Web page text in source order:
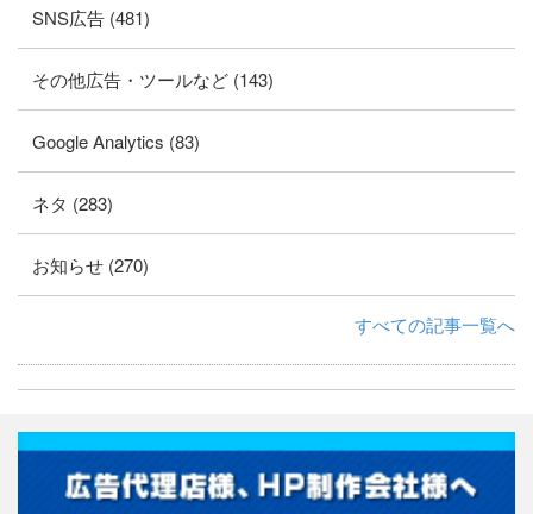
SNS広告 (481)
その他広告・ツールなど (143)
Google Analytics (83)
ネタ (283)
お知らせ (270)
すべての記事一覧へ